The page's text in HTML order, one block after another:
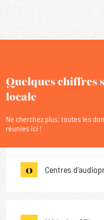
Quelques chiffres
locale
Ne cherchez plus, toutes les
réunies ici !
0 Centres